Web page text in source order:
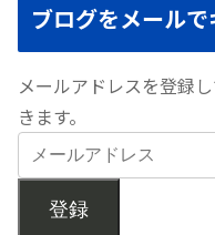
ブログをメールで
メールアドレスを登録
きます。
登録